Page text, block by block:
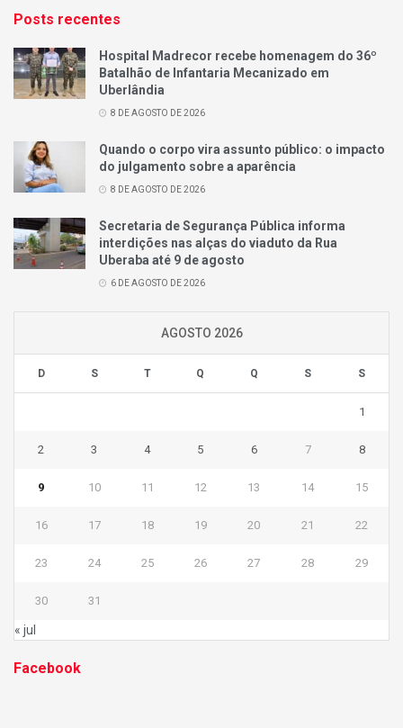
Posts recentes
Hospital Madrecor recebe homenagem do 36º
Batalhão de Infantaria Mecanizado em
Uberlândia
8 DE AGOSTO DE 2026
Quando o corpo vira assunto público: o impacto
do julgamento sobre a aparência
8 DE AGOSTO DE 2026
Secretaria de Segurança Pública informa
interdições nas alças do viaduto da Rua
Uberaba até 9 de agosto
6 DE AGOSTO DE 2026
AGOSTO 2026
D S T Q Q S S
1
2 3 4 5 6 7 8
9 10 11 12 13 14 15
16 17 18 19 20 21 22
23 24 25 26 27 28 29
30 31
« jul
Facebook